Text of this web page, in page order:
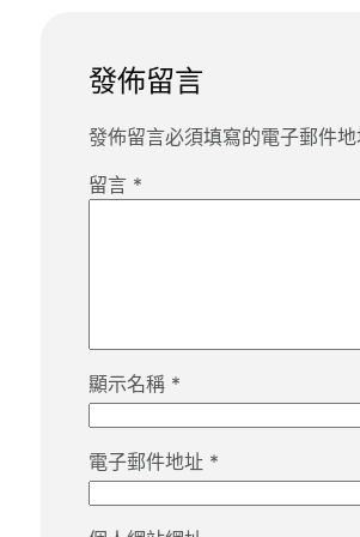
發佈留言
發佈留言必須填寫的電子郵件地
留言 *
顯示名稱 *
電子郵件地址 *